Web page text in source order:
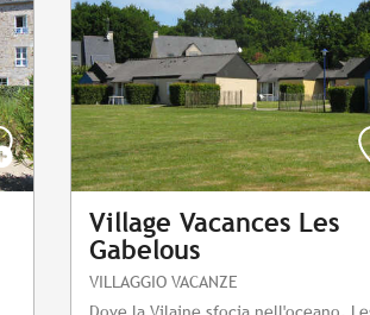
Village Vacances Les
Gabelous
VILLAGGIO VACANZE